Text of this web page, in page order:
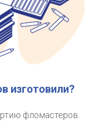
изготовили?
фломастеров.